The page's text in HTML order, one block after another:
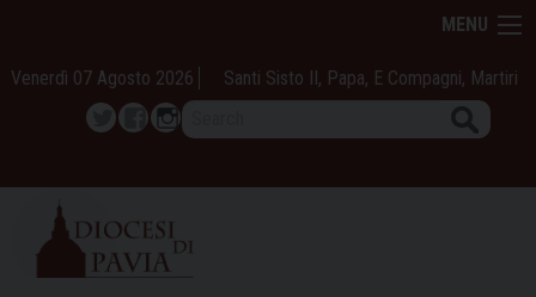
content
MENU
Venerdì 07 Agosto 2026 Santi Sisto II, Papa, E Compagni, Martiri
TwitterFacebook
Instagram